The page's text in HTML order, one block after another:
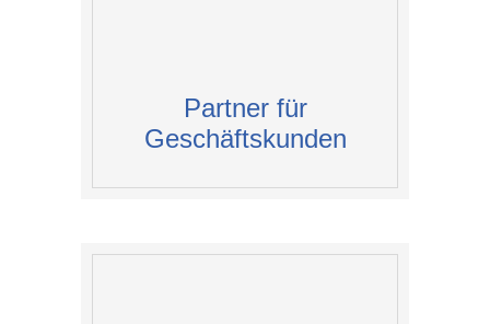
Partner für
Geschäftskunden